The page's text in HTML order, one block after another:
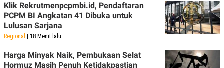
Klik Rekrutmenpcpmbi.id, Pendaftaran
PCPM BI Angkatan 41 Dibuka untuk
Lulusan Sarjana
Regional | 18 Menit lalu
Harga Minyak Naik, Pembukaan Selat
Hormuz Masih Penuh Ketidakpastian